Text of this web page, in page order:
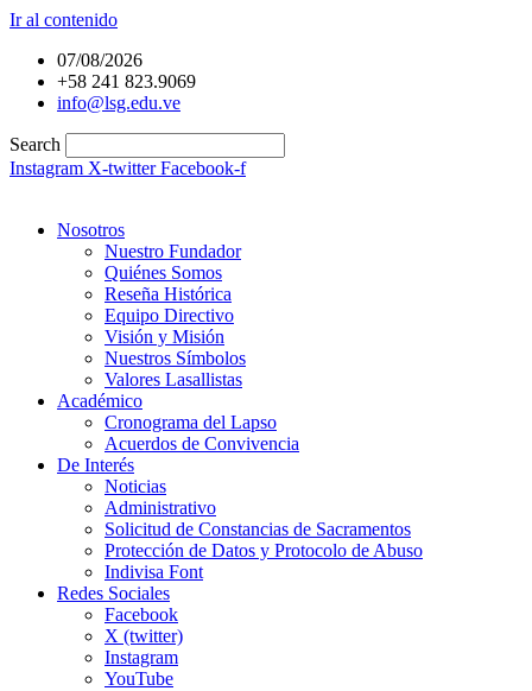
Ir al contenido
07/08/2026
+58 241 823.9069
info@lsg.edu.ve
Search
Instagram X-twitter Facebook-f
Nosotros
Nuestro Fundador
Quiénes Somos
Reseña Histórica
Equipo Directivo
Visión y Misión
Nuestros Símbolos
Valores Lasallistas
Académico
Cronograma del Lapso
Acuerdos de Convivencia
De Interés
Noticias
Administrativo
Solicitud de Constancias de Sacramentos
Protección de Datos y Protocolo de Abuso
Indivisa Font
Redes Sociales
Facebook
X (twitter)
Instagram
YouTube